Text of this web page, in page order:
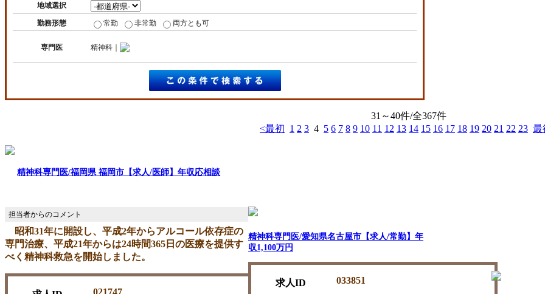
地域選択
勤務形態 常勤 非常勤 両方とも可
専門医 精神科｜
31～40件/全367件
<最初 1 2 3 4 5 6 7 8 9 10 11 12 13 14 15 16 17 18 19 20 21 22 23 最
精神科専門医/福岡県 福岡市【求人/医師】年収応相談
昭和31年に開設し、平成2年からアルコール依存症の
専門治療、平成21年からは24時間365日の医療を提供す
べく精神科救急を開始しました。
021747
精神科専門医/愛知県名古屋市【求人/常勤】年
収1,100万円
求人ID 033851